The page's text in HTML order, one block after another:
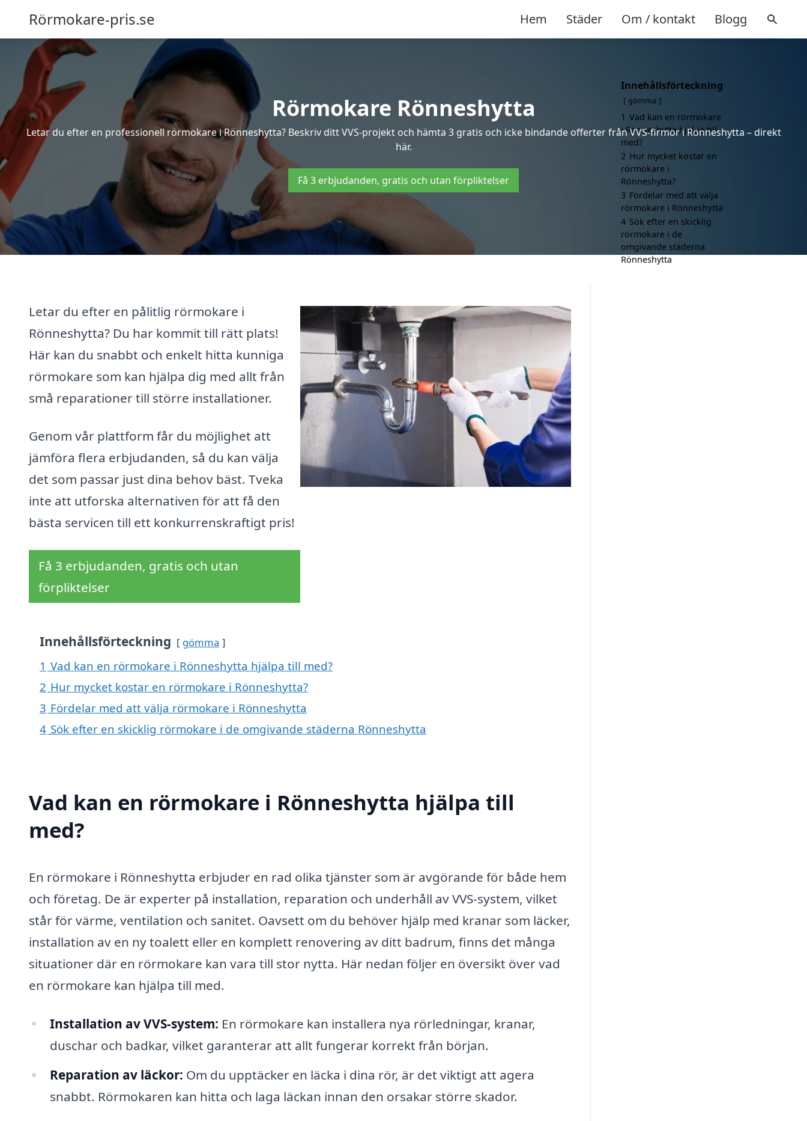
Rörmokare-pris.se Hem Städer Om / kontakt Blogg
Rörmokare Rönneshytta
Letar du efter en professionell rörmokare i Rönneshytta? Beskriv ditt VVS-projekt och hämta 3 gratis och icke bindande offerter från VVS-firmor i Rönneshytta – direkt
här.
Få 3 erbjudanden, gratis och utan förpliktelser
Letar du efter en pålitlig rörmokare i
Rönneshytta? Du har kommit till rätt plats!
Här kan du snabbt och enkelt hitta kunniga
rörmokare som kan hjälpa dig med allt från
små reparationer till större installationer.
Genom vår plattform får du möjlighet att
jämföra flera erbjudanden, så du kan välja
det som passar just dina behov bäst. Tveka
inte att utforska alternativen för att få den
bästa servicen till ett konkurrenskraftigt pris!
Få 3 erbjudanden, gratis och utan
förpliktelser
Innehållsförteckning gömma
1 Vad kan en rörmokare i Rönneshytta hjälpa till med?
2 Hur mycket kostar en rörmokare i Rönneshytta?
3 Fördelar med att välja rörmokare i Rönneshytta
4 Sök efter en skicklig rörmokare i de omgivande städerna Rönneshytta
Vad kan en rörmokare i Rönneshytta hjälpa till
med?
En rörmokare i Rönneshytta erbjuder en rad olika tjänster som är avgörande för både hem
och företag. De är experter på installation, reparation och underhåll av VVS-system, vilket
står för värme, ventilation och sanitet. Oavsett om du behöver hjälp med kranar som läcker,
installation av en ny toalett eller en komplett renovering av ditt badrum, finns det många
situationer där en rörmokare kan vara till stor nytta. Här nedan följer en översikt över vad
en rörmokare kan hjälpa till med.
Installation av VVS-system: En rörmokare kan installera nya rörledningar, kranar,
duschar och badkar, vilket garanterar att allt fungerar korrekt från början.
Reparation av läckor: Om du upptäcker en läcka i dina rör, är det viktigt att agera
snabbt. Rörmokaren kan hitta och laga läckan innan den orsakar större skador.
Innehållsförteckning
gömma
1 Vad kan en rörmokare
i Rönneshytta hjälpa till
med?
2 Hur mycket kostar en
rörmokare i
Rönneshytta?
3 Fördelar med att välja
rörmokare i Rönneshytta
4 Sök efter en skicklig
rörmokare i de
omgivande städerna
Rönneshytta